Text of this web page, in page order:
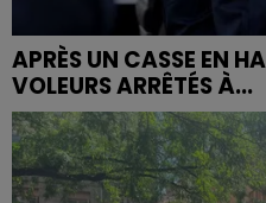
APRÈS UN CASSE EN
VOLEURS ARRÊTÉS À...